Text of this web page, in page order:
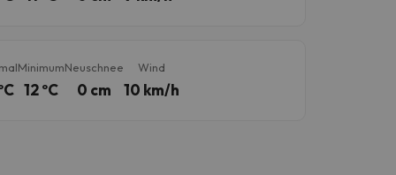
Minimum
12 ºC
Neuschnee
0 cm
Wind
10 km/h